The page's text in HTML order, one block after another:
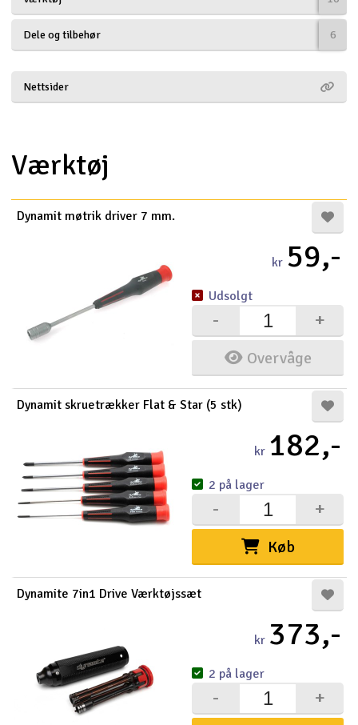
Droner
Fly
Helikopter
Modeljernbane
Motor & tilbehør
Radio udstyr
Scooter & elkøretøj
Slot racing
Solenergi
Gavekort
Dele og tilbehør 6
Nettsider
Værktøj
Dynamit møtrik driver 7 mm.
kr 59,-
Overvåge
+
-
Udsolgt
Dynamit skruetrækker Flat & Star (5 stk)
kr 182,-
Køb
+
-
2 på lager
Dynamite 7in1 Drive Værktøjssæt
kr 373,-
+
-
2 på lager